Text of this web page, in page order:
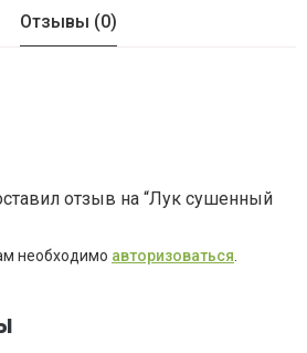
Отзывы (0)
отзыв на “Лук сушенный
необходимо авторизоваться